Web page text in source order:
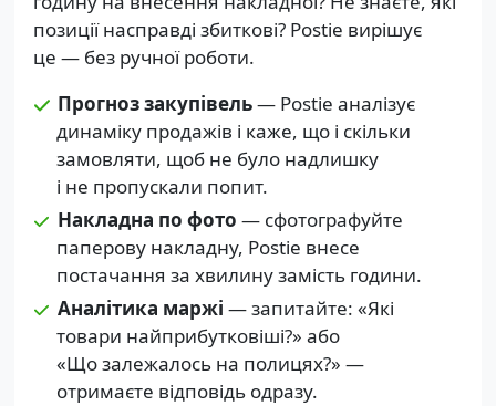
позиції насправді збиткові? Postie вирішує
це — без ручної роботи.
Прогноз закупівель— Postie аналізує
динаміку продажів і каже, що і скільки
замовляти, щоб не було надлишку
і не пропускали попит.
Накладна по фото — сфотографуйте
паперову накладну, Postie внесе
постачання за хвилину замість години.
Аналітика маржі — запитайте: «Які
товари найприбутковіші?» або
«Що залежалось на полицях?» —
отримаєте відповідь одразу.